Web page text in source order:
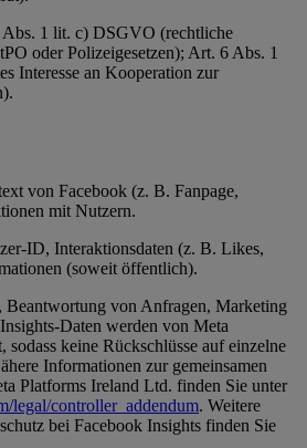
1 lit. c) DSGVO (rechtliche
oder Polizeigesetzen); Art. 6 Abs. 1
Interesse an Kooperation zur
von Facebook (z. B. Fanpage,
mit Nutzern.
ID, Interaktionsdaten (z. B. Likes,
(soweit öffentlich).
Beantwortung von Anfragen, Marketing
Daten werden von Meta
sodass keine Rückschlüsse auf einzelne
Informationen zur gemeinsamen
Platforms Ireland Ltd. finden Sie unter
legal/controller_addendum. Weitere
bei Facebook Insights finden Sie